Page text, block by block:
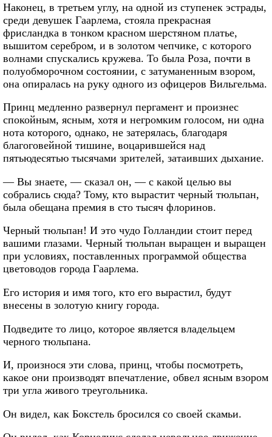
Наконец, в третьем углу, на одной из ступенек эстрады,
среди девушек Гаарлема, стояла прекрасная
фрисландка в тонком красном шерстяном платье,
вышитом серебром, и в золотом чепчике, с которого
волнами спускались кружева. То была Роза, почти в
полуобморочном состоянии, с затуманенным взором,
она опиралась на руку одного из офицеров Вильгельма.
Принц медленно развернул пергамент и произнес
спокойным, ясным, хотя и негромким голосом, ни одна
нота которого, однако, не затерялась, благодаря
благоговейной тишине, воцарившейся над
пятьюдесятью тысячами зрителей, затаивших дыхание.
— Вы знаете, — сказал он, — с какой целью вы
собрались сюда? Тому, кто вырастит черный тюльпан,
была обещана премия в сто тысяч флоринов.
Черный тюльпан! И это чудо Голландии стоит перед
вашими глазами. Черный тюльпан выращен и выращен
при условиях, поставленных программой общества
цветоводов города Гаарлема.
Его история и имя того, кто его вырастил, будут
внесены в золотую книгу города.
Подведите то лицо, которое является владельцем
черного тюльпана.
И, произнося эти слова, принц, чтобы посмотреть,
какое они производят впечатление, обвел ясным взором
три угла живого треугольника.
Он видел, как Бокстель бросился со своей скамьи.